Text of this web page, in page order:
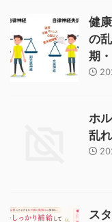
健
の
期・
ホ
乱
ス